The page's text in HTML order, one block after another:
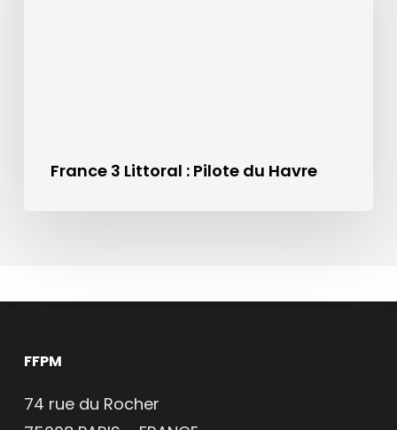
France 3 Littoral : Pilote du Havre
FFPM
74 rue du Rocher